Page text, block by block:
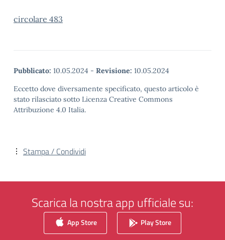
circolare 483
Pubblicato: 10.05.2024 - Revisione: 10.05.2024
Eccetto dove diversamente specificato, questo articolo è
stato rilasciato sotto Licenza Creative Commons
Attribuzione 4.0 Italia.
Stampa / Condividi
Scarica la nostra app ufficiale su:
App Store Play Store